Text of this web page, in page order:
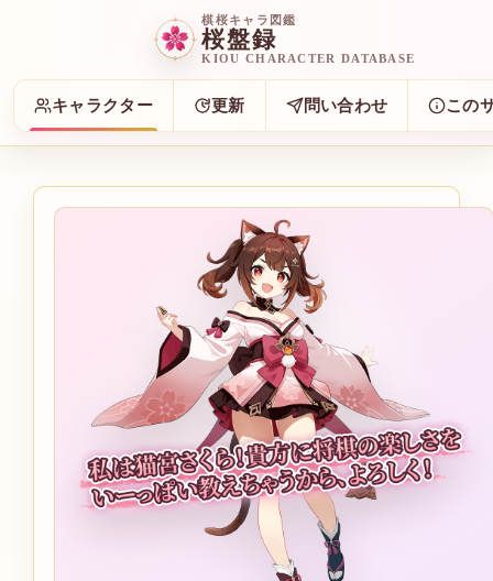
棋桜キャラ図鑑
桜盤録
KIOU CHARACTER DATABASE
キャラクター 更新 問い合わせ この